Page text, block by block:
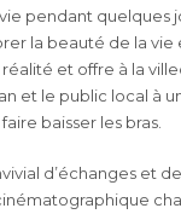
pendant quelques
la beauté de la vie
et offre à la
et le public local à
baisser les bras.
d’échanges et